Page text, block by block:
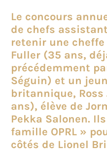
Le concours
de chefs
retenir une
Fuller (35 ans,
précédemment
Séguin) et un
britannique,
ans), élève de
Pekka Salonen.
famille OPRL »
côtés de Lionel